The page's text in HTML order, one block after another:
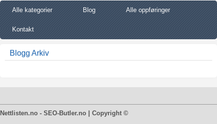
Alle kategorier Blog Alle oppføringer
Kontakt
Blogg Arkiv
Nettlisten.no - SEO-Butler.no | Copyright ©